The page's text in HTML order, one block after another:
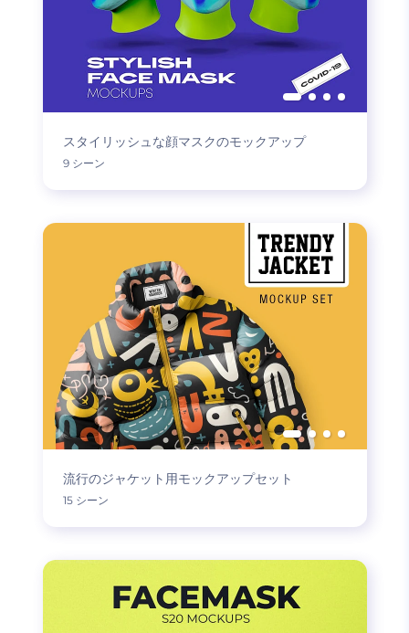
スタイリッシュな顔マスクのモックアップ
9 シーン
流行のジャケット用モックアップセット
15 シーン